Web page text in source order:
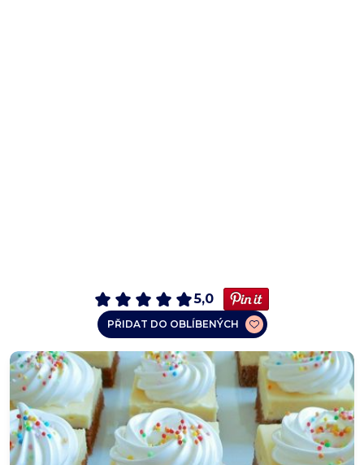
5,0
PŘIDAT DO OBLÍBENÝCH